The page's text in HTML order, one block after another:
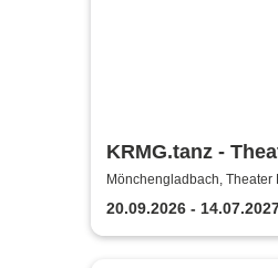
KRMG.tanz -
und
Mönchengladbach,
20.09.2026 -